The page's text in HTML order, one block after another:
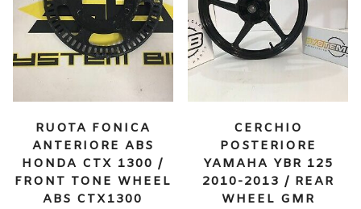
RUOTA FONICA
ANTERIORE ABS
HONDA CTX 1300 /
FRONT TONE WHEEL
ABS CTX1300
CERCHIO
POSTERIORE
YAMAHA YBR 125
2010-2013 / REAR
WHEEL GMR